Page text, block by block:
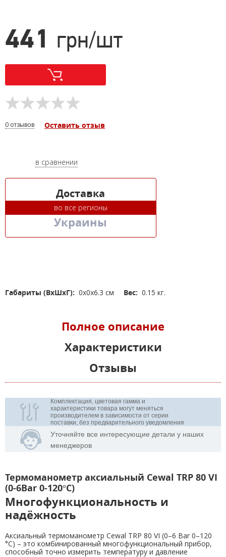
441 грн/шт
0 отзывов Оставить отзыв
в сравнении
Доставка
во все регионы
Украины
Габариты (ВхШхГ): 0x0x6.3 см Вес: 0.15 кг.
Полное описание
Характеристики
Отзывы
Комплектация, цветовая гамма и
характеристики товара могут меняться
производителем в зависимости от серии
поставки, без предварительного уведомления
Уточняйте все интересующие детали у наших
менеджеров
Термоманометр аксиальный Cewal TRP 80 VI
(0-6Bar 0-120°C)
Многофункциональность и
надёжность
Аксиальный термоманометр Cewal TRP 80 VI (0–6 Bar 0–120
°C) – это комбинированный многофункциональный прибор,
способный точно измерить температуру и давление